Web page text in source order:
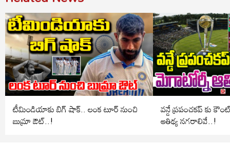
టీమిండియాకు బిగ్ షాక్.. లంక టూర్ నుంచి
బుమ్రా ఔట్..!
వన్డే ప్రపంచకప్ కు
ఆతిథ్య నగరాలివే..!